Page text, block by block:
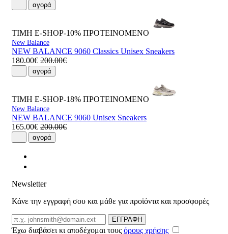
αγορά
ΤΙΜΗ E-SHOP-10% ΠΡΟΤΕΙΝΟΜΕΝΟ
New Balance
NEW BALANCE 9060 Classics Unisex Sneakers
180.00€ 200.00€
αγορά
ΤΙΜΗ E-SHOP-18% ΠΡΟΤΕΙΝΟΜΕΝΟ
New Balance
NEW BALANCE 9060 Unisex Sneakers
165.00€ 200.00€
αγορά
Newsletter
Κάνε την εγγραφή σου και μάθε για προϊόντα και προσφορές
Email
ΕΓΓΡΑΦΗ
Έχω διαβάσει κι αποδέχομαι τους όρους χρήσης